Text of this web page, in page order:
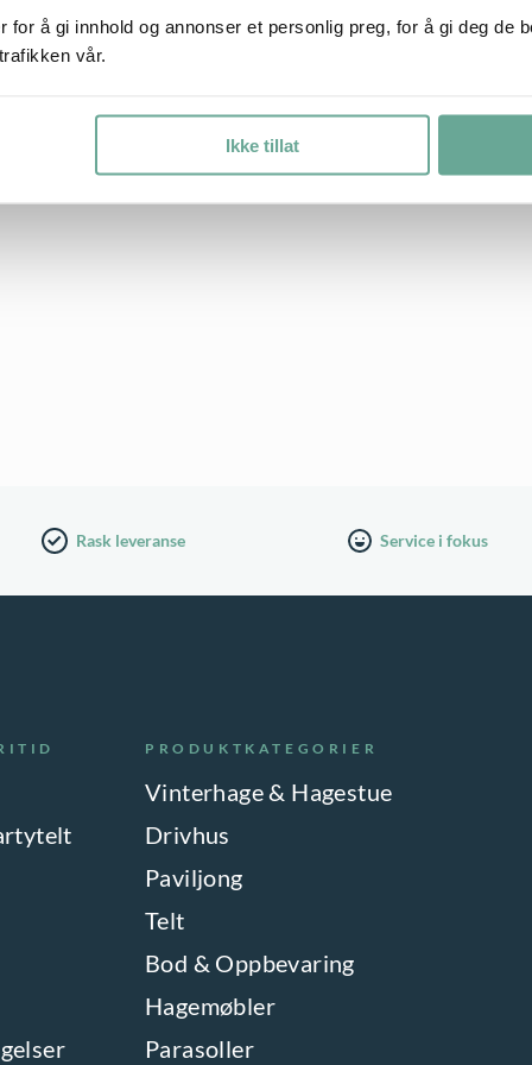
for å gi innhold og annonser et personlig preg, for å gi deg de
vår.
Ikke tillat
Monteringen er svært enkel.
Rask leveranse Service i fokus
PRODUKTKATEGORIER
Vinterhage & Hagestue
Drivhus
Paviljong
Telt
Bod & Oppbevaring
Hagemøbler
Parasoller